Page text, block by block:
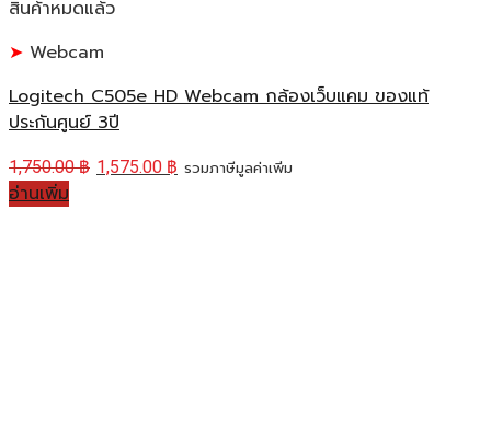
สินค้าหมดแล้ว
Webcam
Logitech C505e HD Webcam กล้องเว็บแคม ของแท้
ประกันศูนย์ 3ปี
1,750.00฿ 1,575.00 ฿ รวมภาษีมูลค่าเพิ่ม
อ่านเพิ่ม